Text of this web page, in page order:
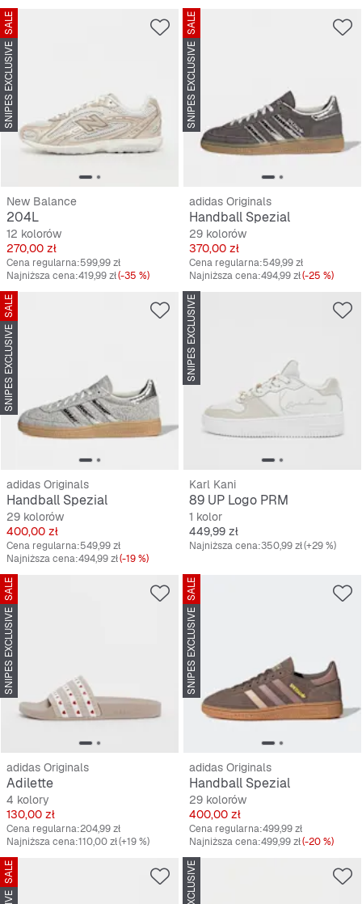
SALE
SNIPES EXCLUSIVE
New Balance
204L
12 kolorów
Cena
270,00 zł
Cena regularna:599,99 zł
Najniższa cena:419,99 zł(-35 %)
SALE
SNIPES EXCLUSIVE
adidas Originals
Handball Spezial
29 kolorów
Cena
370,00 zł
Cena regularna:549,99 zł
Najniższa cena:494,99 zł(-25 %)
SALE
SNIPES EXCLUSIVE
adidas Originals
Handball Spezial
29 kolorów
Cena
400,00 zł
Cena regularna:549,99 zł
Najniższa cena:494,99 zł(-19 %)
SNIPES EXCLUSIVE
Karl Kani
89 UP Logo PRM
1 kolor
Cena
449,99 zł
Najniższa cena:350,99 zł(+29 %)
SALE
SNIPES EXCLUSIVE
adidas Originals
Adilette
4 kolory
Cena
130,00 zł
Cena regularna:204,99 zł
Najniższa cena:110,00 zł(+19 %)
SALE
SNIPES EXCLUSIVE
adidas Originals
Handball Spezial
29 kolorów
Cena
400,00 zł
Cena regularna:499,99 zł
Najniższa cena:499,99 zł(-20 %)
SALE